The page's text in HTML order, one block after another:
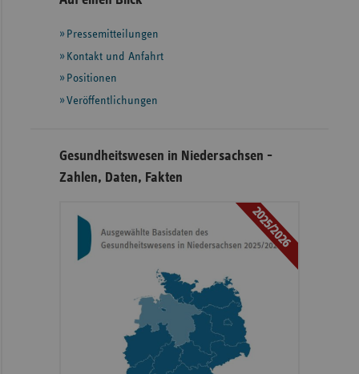
weiteren
Informationen
Pressemitteilungen
Kontakt und Anfahrt
Positionen
Veröffentlichungen
Gesundheitswesen in Niedersachsen -
Zahlen, Daten, Fakten
2025/2026